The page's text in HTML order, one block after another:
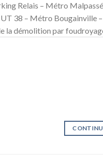
Relais – Métro
38 – Métro Bougainville
la démolition par